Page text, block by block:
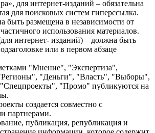
для интернет-изданий – обязательна
для поисковых систем гиперссылка.
быть размещена в независимости от
использования материалов.
интернет- изданий) – должна быть
или в первом абзаце
"Мнение", "Экспертиза",
"Деньги", "Власть", "Выборы",
"Промо" публикуются на
создается совместно с
партнерами.
публикация, републикация и